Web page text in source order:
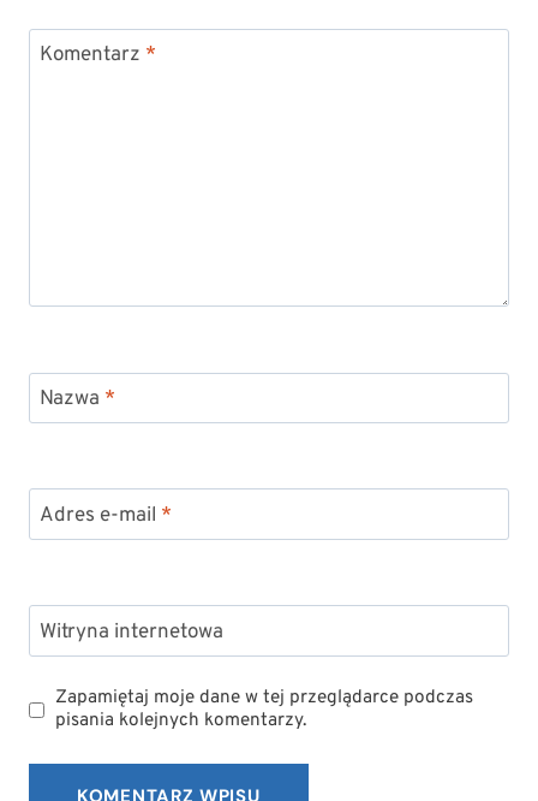
Komentarz *
Nazwa *
Adres e-mail *
Witryna internetowa
Zapamiętaj moje dane w tej przeglądarce podczas
pisania kolejnych komentarzy.